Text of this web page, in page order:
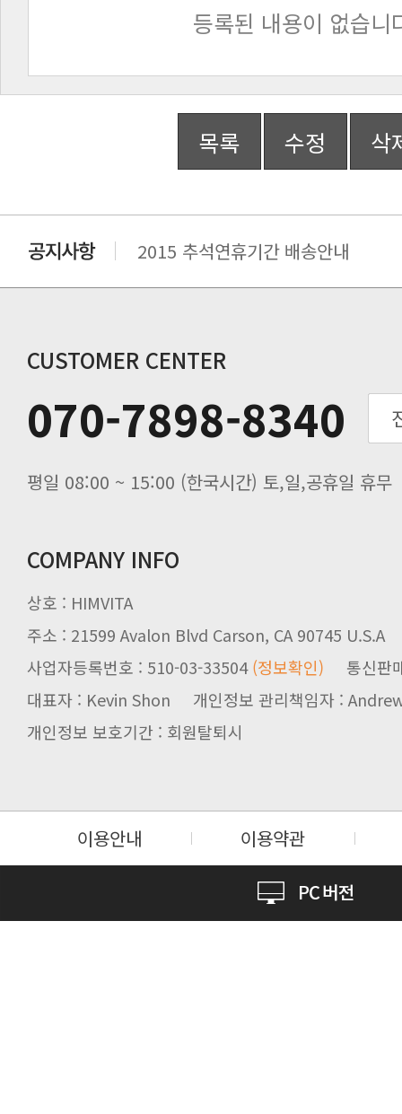
등록된 내용이 없습니
목록 수정 삭
2015 추석연휴기간 배송안내
추수감사절 배송안내
추석기간 배송안내
노동절(9월3일) 배송업무 안내
입금 고객님을 찾습니다.
CUSTOMER CENTER
070-7898-8340
평일 08:00 ~ 15:00 (한국시간) 토,일,공휴일 휴무
COMPANY INFO
상호 : HIMVITA
주소 : 21599 Avalon Blvd Carson, CA 90745 U.S.A
사업자등록번호 : 510-03-33504(정보확인) 통신판
대표자 : Kevin Shon 개인정보 관리책임자 :
개인정보 보호기간 : 회원탈퇴시
이용안내 이용약관